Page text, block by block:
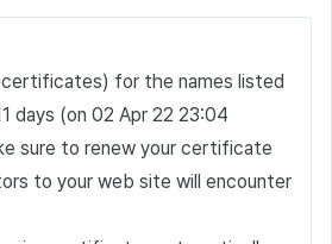
for the names listed
days (on 02 Apr 22 23:04
sure to renew your certificate
to your web site will encounter